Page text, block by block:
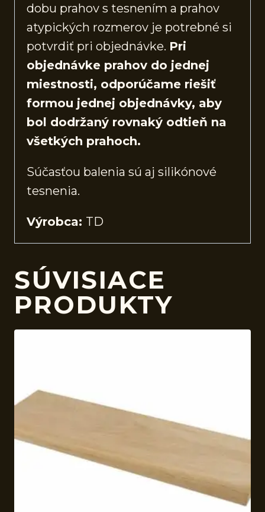
dobu prahov s tesnením a prahov
atypických rozmerov je potrebné si
potvrdiť pri objednávke. Pri
objednávke prahov do jednej
miestnosti, odporúčame riešiť
formou jednej objednávky, aby
bol dodržaný rovnaký odtieň na
všetkých prahoch.
Súčasťou balenia sú aj silikónové
tesnenia.
Výrobca: TD
SÚVISIACE
PRODUKTY